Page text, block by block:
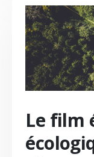
Le film